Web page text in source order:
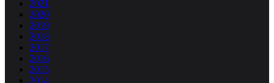
2021
2020
2019
2018
2017
2016
2015
2014